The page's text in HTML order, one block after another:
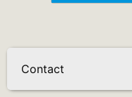
Contact